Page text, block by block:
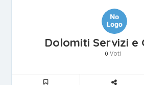
Dolomiti Servizi e
0 Voti